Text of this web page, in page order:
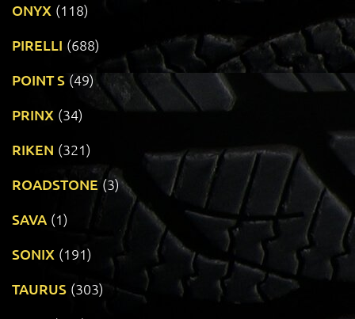
ONYX (118)
PIRELLI (688)
POINT S (49)
PRINX (34)
RIKEN (321)
ROADSTONE (3)
SAVA (1)
SONIX (191)
TAURUS (303)